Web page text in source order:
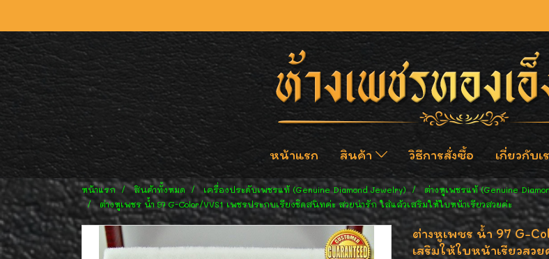
หน้าแรก สินค้า วิธีการสั่งซื้อ เกี่ยวกับเ
หน้าแรก สินค้าทั้งหมด เครื่องประดับเพชรแท้ (Genuine Diamond Jewelry)
ต่างหูเพชรแท้ (Genuine
ต่างหูเพชร น้ำ 97 G-Color/VVS1 เพชรประกบเรียงชิดสนิทค่ะ สวยน่ารัก ใส่แล้วเสริมให้ใบหน้าเรียวสวยค่ะ
ต่างหูเพชร น้ำ 97 G-
เสริมให้ใบหน้าเรียวสวย